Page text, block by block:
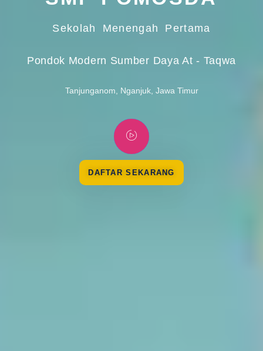
Sekolah Menengah Pertama
Pondok Modern Sumber Daya At - Taqwa
Tanjunganom, Nganjuk, Jawa Timur
DAFTAR SEKARANG